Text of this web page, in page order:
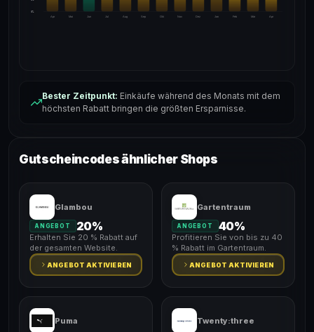
0%
Apr
Mai Jun Jul Aug Sep Okt Nov Dez Jan Feb Mär Apr
Bester Zeitpunkt: Einkäufe während des Monats mit dem
höchsten Rabatt bringen die größten Ersparnisse.
Gutscheincodes ähnlicher Shops
Glambou
ANGEBOT 20%
Erhalten Sie 20 % Rabatt auf
der gesamten Website.
ANGEBOT AKTIVIEREN
Gartentraum
ANGEBOT 40%
Profitieren Sie von bis zu 40
% Rabatt im Gartentraum.
ANGEBOT AKTIVIEREN
Puma Twenty:three